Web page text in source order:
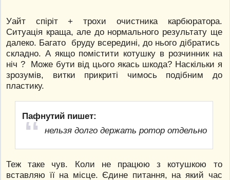
Уайт спіріт + трохи очистника карбюратора.
Ситуація краща, але до нормального результату ще
далеко. Багато бруду всередині, до нього дібратись
складно. А якщо помістити котушку в розчинник на
ніч ? Може бути від цього якась шкода? Наскільки я
зрозумів, витки прикриті чимось подібним до
пластику.
Пафнутий пишет:
нельзя долго держать ротор отдельно
Теж таке чув. Коли не працюю з котушкою то
вставляю її на місце. Єдине питання, на який час